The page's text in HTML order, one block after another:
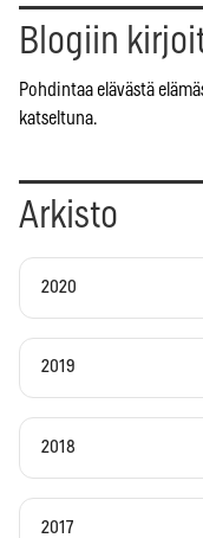
Blogiin
Pohdintaa elävästä
katseltuna.
Arkisto
2020
2019
2018
2017